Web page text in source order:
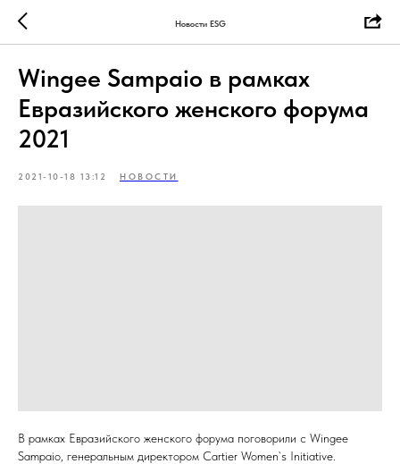
Новости ESG
Wingee Sampaio в рамках
Евразийского женского форума
2021
2021-10-18 13:12 НОВОСТИ
В рамках Евразийского женского форума поговорили с Wingee
Sampaio, генеральным директором Cartier Women`s Initiative.